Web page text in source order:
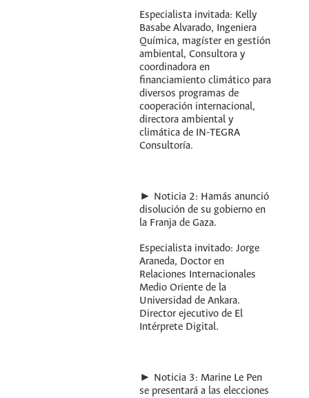
Especialista invitada: Kelly
Basabe Alvarado, Ingeniera
Química, magíster en gestión
ambiental, Consultora y
coordinadora en
financiamiento climático para
diversos programas de
cooperación internacional,
directora ambiental y
climática de IN-TEGRA
Consultoría.
► Noticia 2: Hamás anunció
disolución de su gobierno en
la Franja de Gaza.
Especialista invitado: Jorge
Araneda, Doctor en
Relaciones Internacionales
Medio Oriente de la
Universidad de Ankara.
Director ejecutivo de El
Intérprete Digital.
► Noticia 3: Marine Le Pen
se presentará a las elecciones